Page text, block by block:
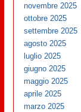
novembre 2025
ottobre 2025
settembre 2025
agosto 2025
luglio 2025
giugno 2025
maggio 2025
aprile 2025
marzo 2025